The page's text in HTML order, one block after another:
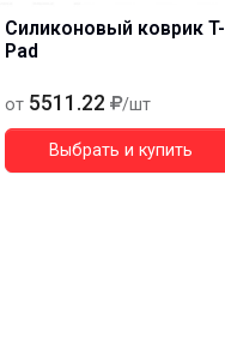
Силиконовый коврик T-
Pad
от 5511.22 /шт
Выбрать и купить